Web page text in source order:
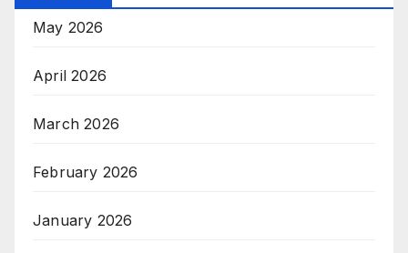
May 2026
April 2026
March 2026
February 2026
January 2026